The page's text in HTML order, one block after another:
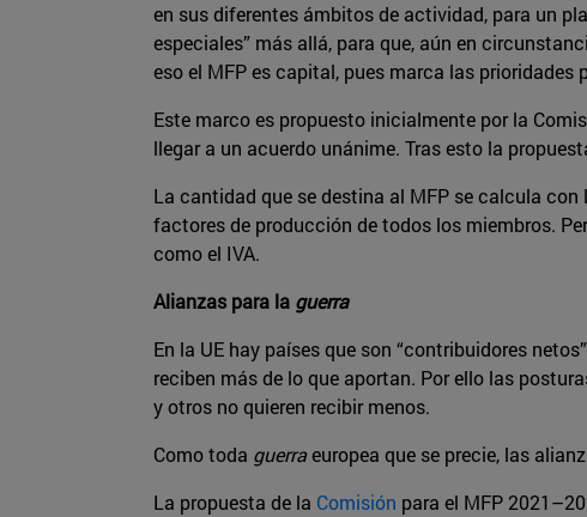
en sus diferentes ámbitos de actividad, para un
especiales” más allá, para que, aún en
eso el MFP es capital, pues marca las
Este marco es propuesto inicialmente por la
llegar a un acuerdo unánime. Tras esto la
La cantidad que se destina al MFP se calcula
factores de producción de todos los miembros.
como el IVA.
Alianzas para la guerra
En la UE hay países que son “contribuidores
reciben más de lo que aportan. Por ello las
y otros no quieren recibir menos.
Como toda guerraeuropea que se precie, las
La propuesta de la Comisión para el MFP